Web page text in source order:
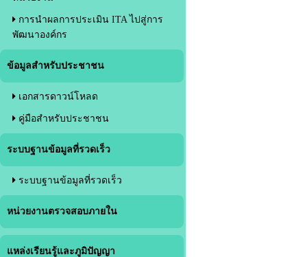
การนำผลการประเมิน ITA ไปสู่การ
พัฒนาองค์กร
ข้อมูลสำหรับประชาชน
เอกสารดาวน์โหลด
คู่มือสำหรับประชาชน
ระบบฐานข้อมูลที่รวดเร็ว
ระบบฐานข้อมูลที่รวดเร็ว
หน่วยงานตรวจสอบภายใน
แหล่งเรียนรู้และภูมิปัญญา